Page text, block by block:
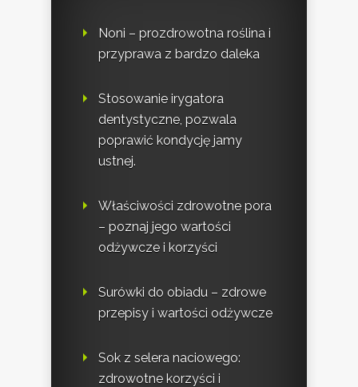
Noni – prozdrowotna roślina i
przyprawa z bardzo daleka
Stosowanie irygatora
dentystyczne, pozwala
poprawić kondycję jamy
ustnej.
Właściwości zdrowotne pora
– poznaj jego wartości
odżywcze i korzyści
Surówki do obiadu – zdrowe
przepisy i wartości odżywcze
Sok z selera naciowego:
zdrowotne korzyści i